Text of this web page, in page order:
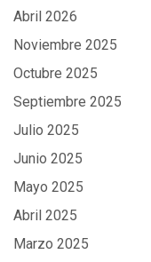
Abril 2026
Noviembre 2025
Octubre 2025
Septiembre 2025
Julio 2025
Junio 2025
Mayo 2025
Abril 2025
Marzo 2025